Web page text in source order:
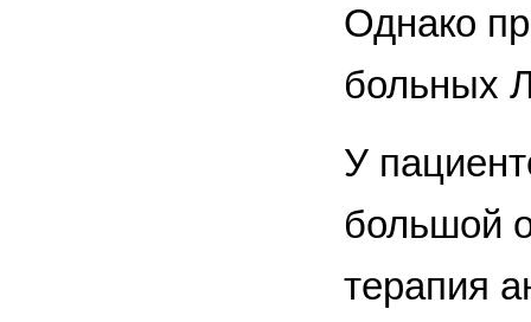
Однако
больных
У
большой
терапия